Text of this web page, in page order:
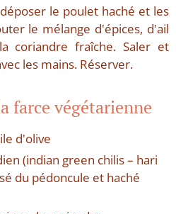
le poulet haché et les
le mélange d'épices, d'ail
coriandre fraîche. Saler et
les mains. Réserver.
farce végétarienne
d'olive
(indian green chilis – hari
du pédoncule et haché